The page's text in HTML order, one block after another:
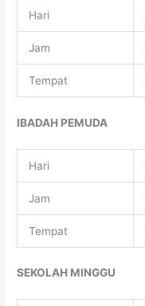
Hari
Jam
Tempat
IBADAH PEMUDA
Hari
Jam
Tempat
SEKOLAH MINGGU